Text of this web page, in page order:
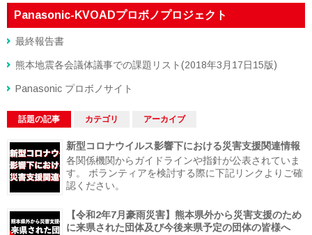
Panasonic-KVOADプロボノプロジェクト
最終報告書
熊本地震各会議体議事での課題リスト(2018年3月17日15版)
Panasonic プロボノサイト
話題の記事 カテゴリ アーカイブ
新型コロナウイルス影響下における災害支援関連情報
各関係機関からガイドラインや指針が公表されていま
す。 ボランティアを検討する際に下記リンクよりご確
認ください。
【令和2年7月豪雨災害】熊本県外から災害支援のため
に来県された団体及び今後来県予定の団体の皆様へ